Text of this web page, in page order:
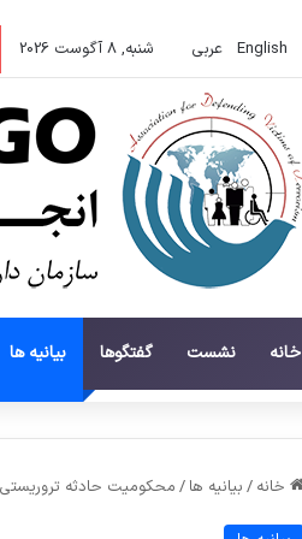
English عربي شنبه, 8 آگوست 2026
خانه نشست گفتگوها بیانیه ها
خانه / بیانیه ها / محکومیت حادثه